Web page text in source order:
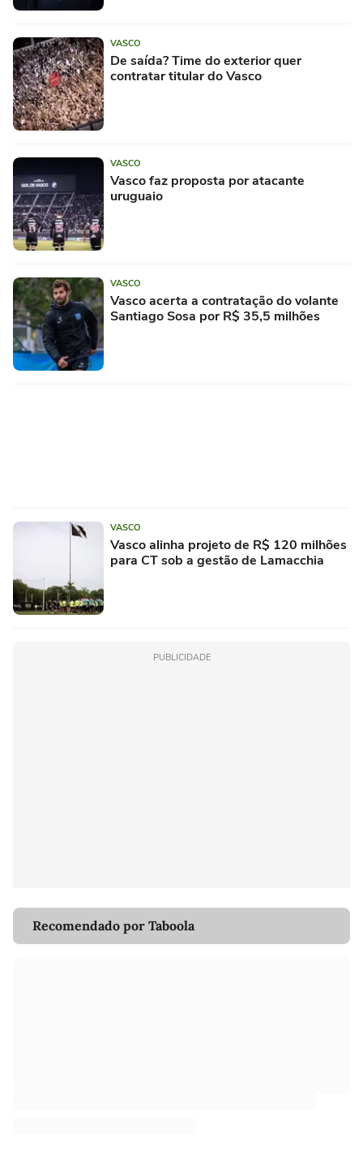
VASCO
De saída? Time do exterior quer
contratar titular do Vasco
VASCO
Vasco faz proposta por atacante
uruguaio
VASCO
Vasco acerta a contratação do volante
Santiago Sosa por R$ 35,5 milhões
VASCO
Vasco alinha projeto de R$ 120 milhões
para CT sob a gestão de Lamacchia
PUBLICIDADE
Recomendado por Taboola